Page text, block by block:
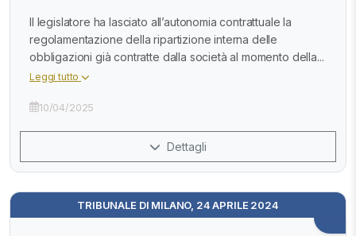
Il legislatore ha lasciato all’autonomia contrattuale la
regolamentazione della ripartizione interna delle
obbligazioni già contratte dalla società al momento della...
Leggi tutto
10/04/2025
Dettagli
TRIBUNALE DI MILANO, 24 APRILE 2024